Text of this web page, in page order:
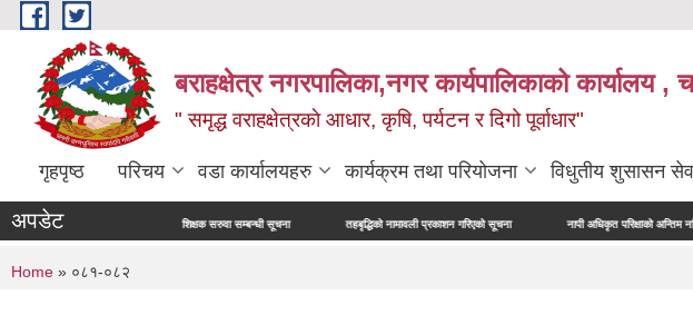
Skip to main content
बराहक्षेत्र नगरपालिका,नगर कार्यपालिकाको
" समृद्ध वराहक्षेत्रकाे आधार, कृषि, पर्यटन र दिगो पूर्वाधार"
गृहपृष्ठ परिचय वडा कार्यालयहरु कार्यक्रम तथा परियोजना विधुतीय शुसासन
अपडेट शिक्षक सरुवा सम्बन्धी सूचना तहबृद्धिको नामावली प्रकाशन गरिएको सूचना नापी अधिकृत परिक्षाको अन्तिम नतिजा
You are here
Home » ०८१-०८२